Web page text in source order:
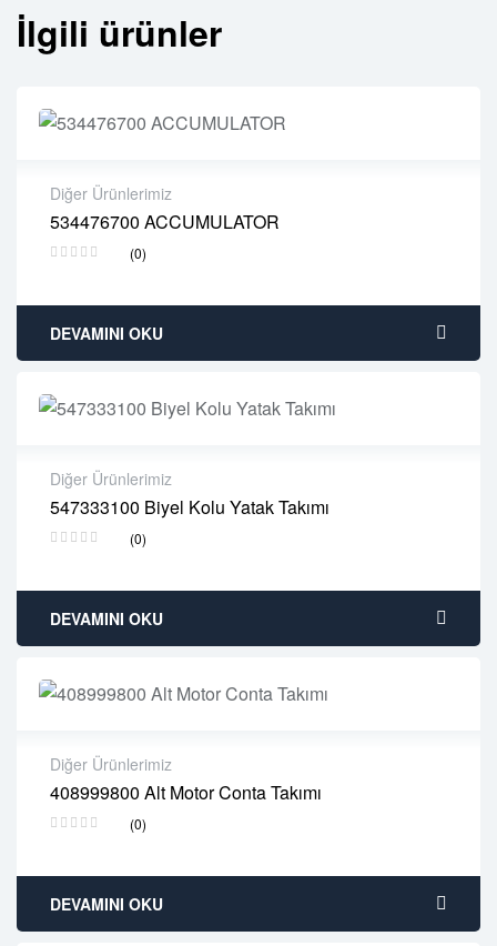
İlgili ürünler
Diğer Ürünlerimiz
534476700 ACCUMULATOR
(0)
2 years warranty
Delivery time: 1-2 business days
DEVAMINI OKU
Diğer Ürünlerimiz
547333100 Biyel Kolu Yatak Takımı
(0)
2 years warranty
Delivery time: 1-2 business days
DEVAMINI OKU
Diğer Ürünlerimiz
408999800 Alt Motor Conta Takımı
(0)
2 years warranty
Delivery time: 1-2 business days
DEVAMINI OKU